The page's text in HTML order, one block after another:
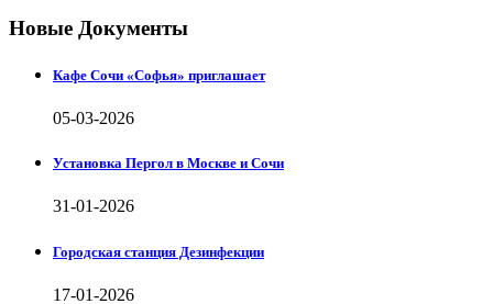
Новые Документы
Кафе Сочи «Софья» приглашает
05-03-2026
Установка Пергол в Москве и Сочи
31-01-2026
Городская станция Дезинфекции
17-01-2026